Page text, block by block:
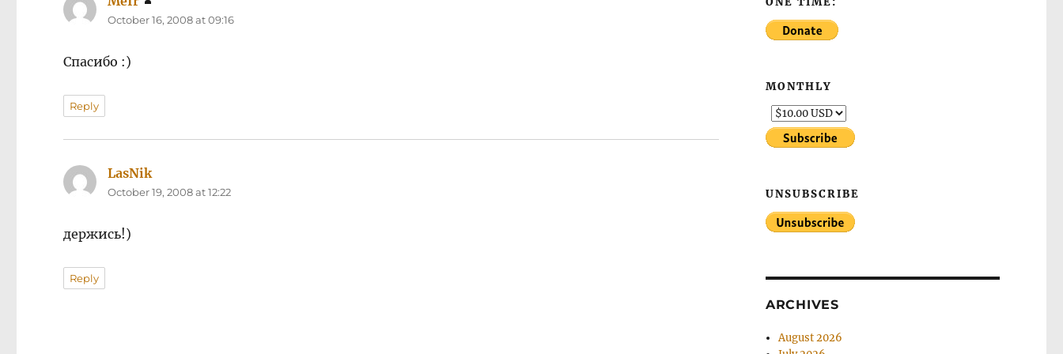
October 16, 2008 at 09:16
Спасибо :)
Reply
LasNiksays:
October 19, 2008 at 12:22
держись!)
Reply
MONTHLY
UNSUBSCRIBE
ARCHIVES
August 2026